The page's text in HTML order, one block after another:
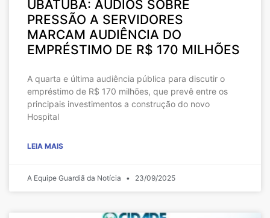
UBATUBA: ÁUDIOS SOBRE
PRESSÃO A SERVIDORES
MARCAM AUDIÊNCIA DO
EMPRÉSTIMO DE R$ 170 MILHÕES
A quarta e última audiência pública para discutir o
empréstimo de R$ 170 milhões, que prevê entre os
principais investimentos a construção do novo
Hospital
LEIA MAIS
A Equipe Guardiã da Notícia 23/09/2025